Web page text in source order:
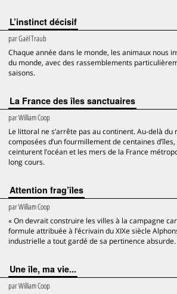
L’instinct décisif
parGaël Traub
Chaque année dans le monde, les animaux nous
du monde, avec des rassemblements
saisons.
La France des îles sanctuaires
parWilliam Coop
Le littoral ne s’arrête pas au continent. Au-delà du
composées d’un fourmillement de centaines d’îles,
ceinturent l’océan et les mers de la France
long cours.
Attention frag’îles
parWilliam Coop
« On devrait construire les villes à la campagne car
formule attribuée à l’écrivain du XIXe siècle
industrielle a tout gardé de sa pertinence absurde.
Une île, ma vie...
parWilliam Coop